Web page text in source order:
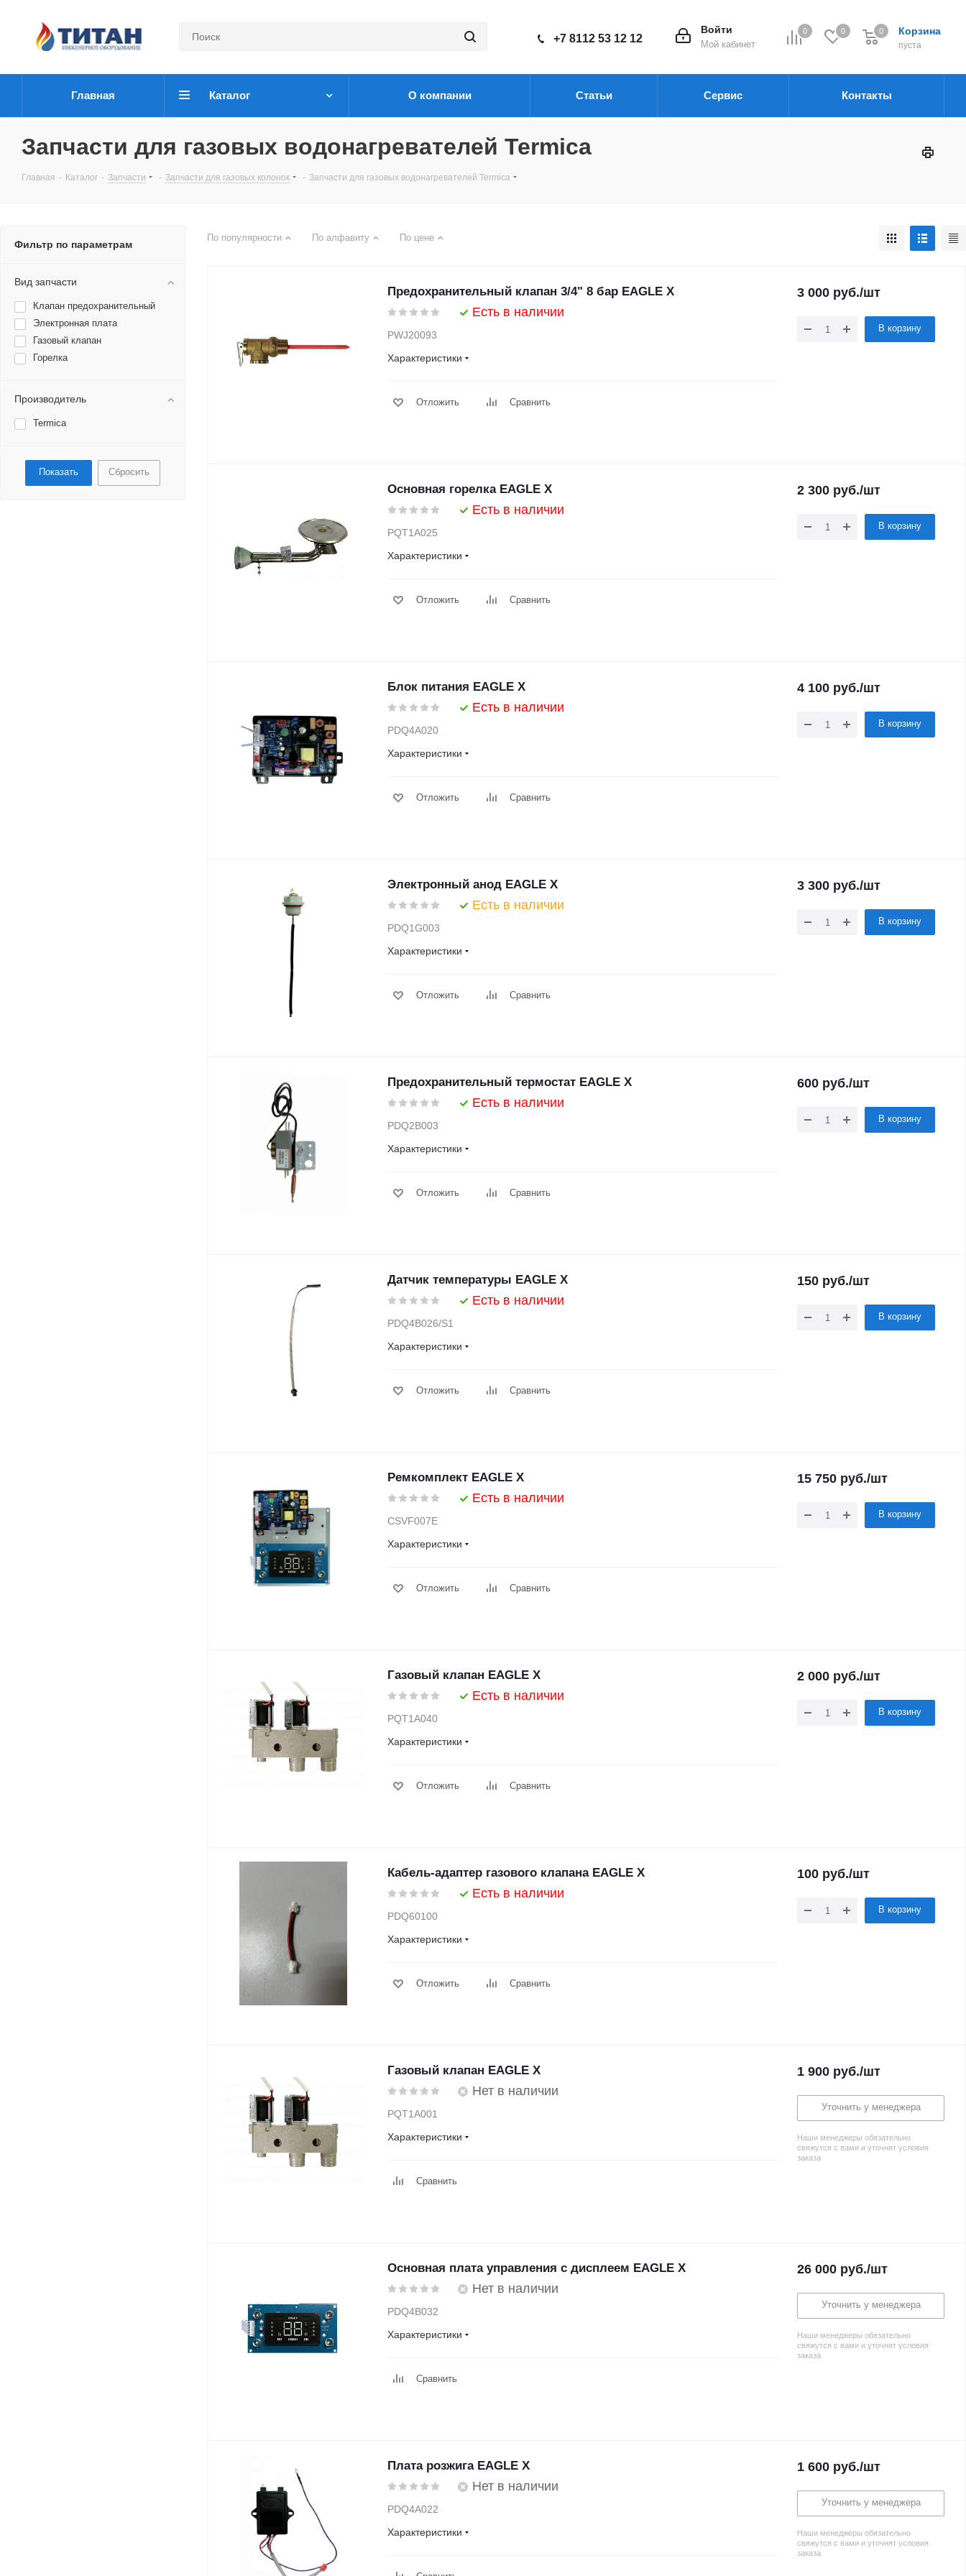
0 0 Корзина
пуста
0
Войти
Мой кабинет
+7 8112 53 12 12
Главная Каталог О компании Статьи Сервис Контакты
Запчасти для газовых водонагревателей Termica
Главная - Каталог - Запчасти - Запчасти для газовых колонок - Запчасти для газовых водонагревателей Termica
По популярности По алфавиту По цене
Предохранительный клапан 3/4" 8 бар EAGLE X
Есть в наличии
PWJ20093
Характеристики
Отложить Сравнить
3 000 руб./шт
В корзину
Основная горелка EAGLE X
Есть в наличии
PQT1A025
Характеристики
Отложить Сравнить
2 300 руб./шт
В корзину
Блок питания EAGLE X
Есть в наличии
PDQ4A020
Характеристики
Отложить Сравнить
4 100 руб./шт
В корзину
Электронный анод EAGLE X
Есть в наличии
PDQ1G003
Характеристики
Отложить Сравнить
3 300 руб./шт
В корзину
Предохранительный термостат EAGLE X
Есть в наличии
PDQ2B003
Характеристики
Отложить Сравнить
600 руб./шт
В корзину
Датчик температуры EAGLE X
Есть в наличии
PDQ4B026/S1
Характеристики
Отложить Сравнить
150 руб./шт
В корзину
Ремкомплект EAGLE X
Есть в наличии
CSVF007E
Характеристики
Отложить Сравнить
15 750 руб./шт
В корзину
Газовый клапан EAGLE X
Есть в наличии
PQT1A040
Характеристики
Отложить Сравнить
2 000 руб./шт
В корзину
Кабель-адаптер газового клапана EAGLE X
Есть в наличии
PDQ60100
Характеристики
Отложить Сравнить
100 руб./шт
В корзину
Газовый клапан EAGLE X
Нет в наличии
PQT1A001
Характеристики
Сравнить
1 900 руб./шт
Уточнить у менеджера
Наши менеджеры обязательно
свяжутся с вами и уточнят условия
заказа
Основная плата управления с дисплеем EAGLE X
Нет в наличии
PDQ4B032
Характеристики
Сравнить
26 000 руб./шт
Уточнить у менеджера
Наши менеджеры обязательно
свяжутся с вами и уточнят условия
заказа
Плата розжига EAGLE X
Нет в наличии
PDQ4A022
Характеристики
1 600 руб./шт
Уточнить у менеджера
Наши менеджеры обязательно
свяжутся с вами и уточнят условия
заказа
Фильтр по параметрам
Вид запчасти
Клапан предохранительный
Электронная плата
Газовый клапан
Горелка
Производитель
Termica
Сбросить